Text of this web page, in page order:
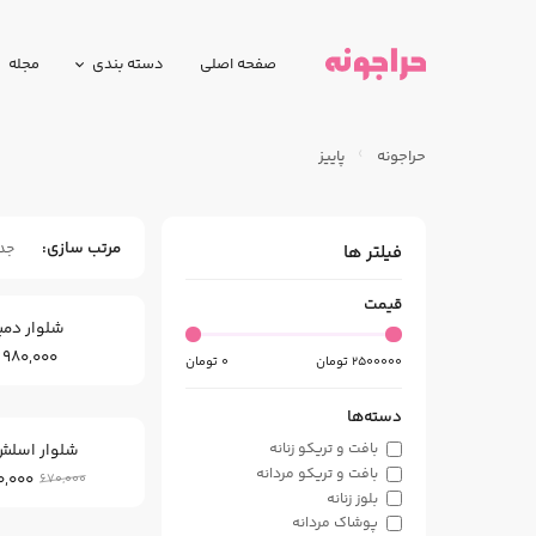
صفحه اصلی دسته بندی مجله
حراجونه پاییز
فیلتر ها
قیمت
0 تومان 2500000تومان
دسته‌ها
بافت و تریکو زنانه
بافت و تریکو مردانه
بلوز زنانه
پوشاک مردانه
مرتب سازی
شلوار
980,000
شلوار
670,000